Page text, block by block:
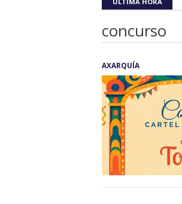
concurso
AXARQUÍA